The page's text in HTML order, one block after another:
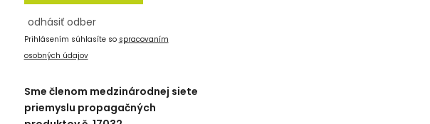
odhásiť odber
Prihlásením súhlasíte so spracovaním
osobných údajov
Sme členom medzinárodnej siete
priemyslu propagačných